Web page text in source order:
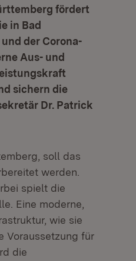
fördert
in Bad
der Corona-
Aus- und
sichern die
Dr. Patrick
soll das
werden.
spielt die
Eine moderne,
wie sie
Voraussetzung für
die